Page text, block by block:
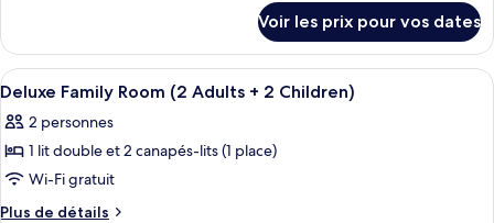
Suite
Junior
le
type
de
Suite
Junior
Voir les prix pour vos dates
Afficher
toutes
les
photos
pour
ce
Couette en duvet d'oie, minibar,
4
Deluxe Family Room (2 Adults + 2 Children)
2 personnes
1 lit double et 2 canapés-lits (1 place)
Wi-Fi gratuit
Plus de détails
Plus